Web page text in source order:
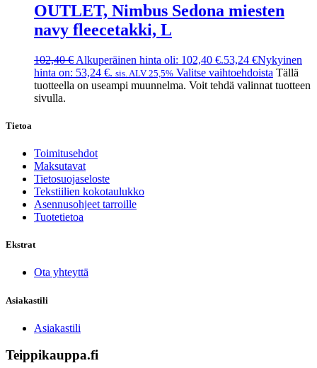
OUTLET, Nimbus Sedona miesten
navy fleecetakki, L
102,40€ Alkuperäinen hinta oli: 102,40 €.53,24 €Nykyinen
hinta on: 53,24 €. sis. ALV 25,5% Valitse vaihtoehdoista Tällä
tuotteella on useampi muunnelma. Voit tehdä valinnat tuotteen
sivulla.
Tietoa
Toimitusehdot
Maksutavat
Tietosuojaseloste
Tekstiilien kokotaulukko
Asennusohjeet tarroille
Tuotetietoa
Ekstrat
Ota yhteyttä
Asiakastili
Asiakastili
Teippikauppa.fi